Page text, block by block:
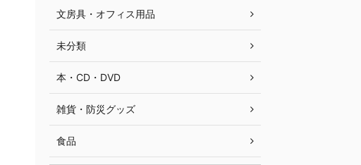
文房具・オフィス用品
未分類
本・CD・DVD
雑貨・防災グッズ
食品